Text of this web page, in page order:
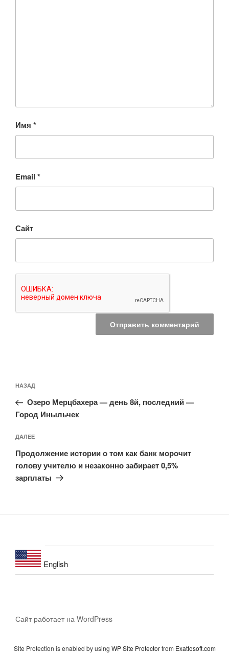
Имя *
Email *
Сайт
по
записям
Предыдущая
запись:
НАЗАД
Озеро Мерцбахера — день 8й, последний —
Город Иныльчек
Следующая
запись
ДАЛЕЕ
Продолжение истории о том как банк морочит
голову учителю и незаконно забирает 0,5%
зарплаты
English
Сайт работает на WordPress
Site Protection is enabled by using WP Site Protectorfrom Exattosoft.com